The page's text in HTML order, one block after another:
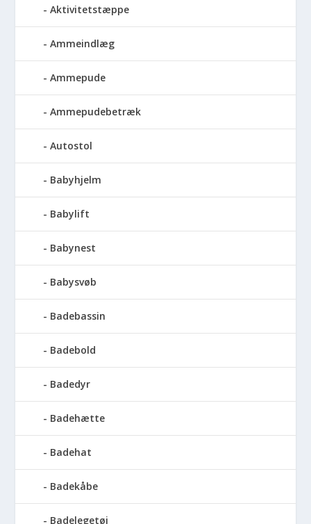
Aktivitetstæppe
Ammeindlæg
Ammepude
Ammepudebetræk
Autostol
Babyhjelm
Babylift
Babynest
Babysvøb
Badebassin
Badebold
Badedyr
Badehætte
Badehat
Badekåbe
Badelegetøj